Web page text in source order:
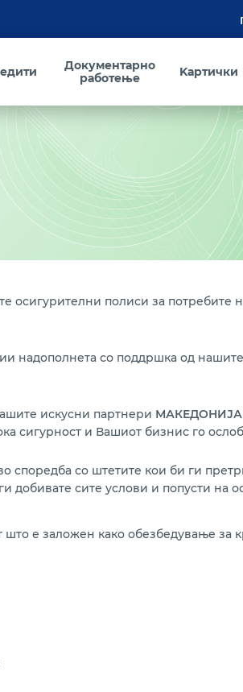
Документарно
работење
Kартички
осигурителни полиси за
надополнета со поддршка од
искусни партнери МАКЕДОНИЈА
сигурност и Вашиот бизнис го
споредба со штетите кои би ги
добивате сите услови и попусти на
е заложен како обезбедување за